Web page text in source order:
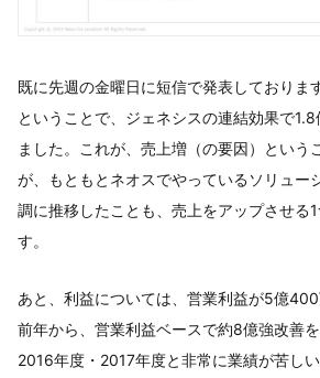
既に先週の金曜日に短信で発表しておりま
ということで、ジェネシスの連結効果で
ました。これが、売上増（の要因）という
が、もともとネオスでやっているソリュー
調に推移したことも、売上をアップさせる
す。
あと、利益については、営業利益が5億400
前年から、営業利益ベースで約8億強改善を
2016年度・2017年度と非常に業績が苦し